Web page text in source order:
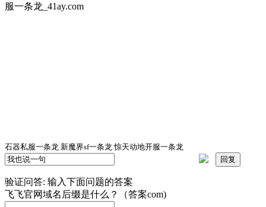
服一条龙_41ay.com
石器私服一条龙 新魔界sf一条龙 惊天动地开服一条龙
验证问答: 输入下面问题的答案
飞飞官网域名后缀是什么？（答案com)